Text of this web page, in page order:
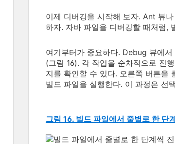
이제 디버깅을 시작해 보자. Ant 뷰
하자. 자바 파일을 디버깅할 때처럼,
여기부터가 중요하다. Debug 뷰에서
(그림 16). 각 작업을 순차적으로 진
지를 확인할 수 있다. 오른쪽 버튼을
빌드 파일을 실행한다. 이 과정은 선
그림 16. 빌드 파일에서 줄별로 한 단